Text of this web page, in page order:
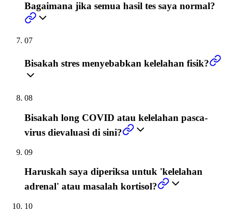
Bagaimana jika semua hasil tes saya normal?
07
Bisakah stres menyebabkan kelelahan fisik?
08
Bisakah long COVID atau kelelahan pasca-
virus dievaluasi di sini?
09
Haruskah saya diperiksa untuk 'kelelahan
adrenal' atau masalah kortisol?
10